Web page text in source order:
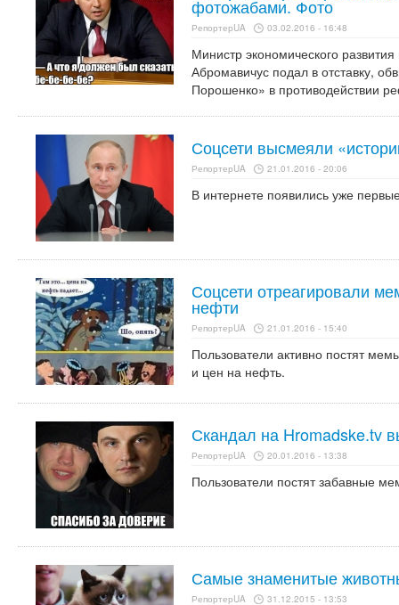
фотожабами. Фото
РепортерUA 03.02.2016 - 16:48
Министр экономического
Абромавичус подал в отставку,
Порошенко» в противодействии
Соцсети высмеяли
РепортерUA 21.01.2016 - 20:06
В интернете появились уже
Соцсети отреагировали
нефти
РепортерUA 21.01.2016 - 15:40
Пользователи активно постят
и цен на нефть.
Скандал на Hromadske.tv
РепортерUA 20.01.2016 - 13:38
Пользователи постят забавные
Самые знаменитые
РепортерUA 31.12.2015 - 13:53